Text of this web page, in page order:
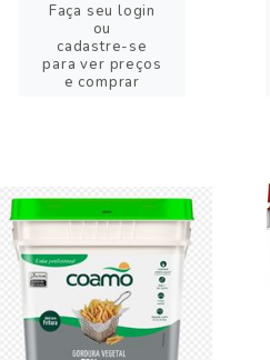
Faça seu login
ou
cadastre-se
para ver preços
e comprar